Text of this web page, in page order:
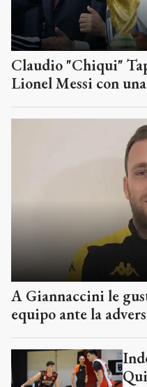
Claudio "Chiqui"
Lionel Messi con
A Giannaccini le
equipo ante la